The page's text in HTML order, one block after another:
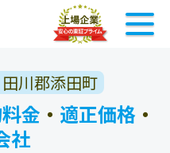
田川郡添田町
金 ・ 適正価格 ・
社